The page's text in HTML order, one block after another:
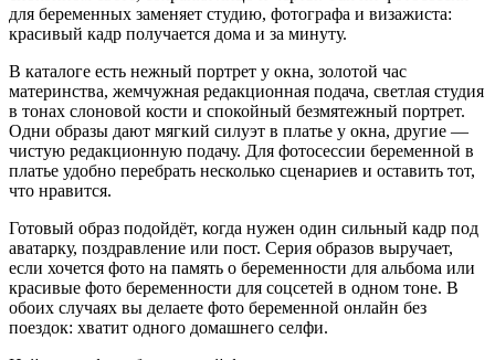
для беременных заменяет студию, фотографа и визажиста:
красивый кадр получается дома и за минуту.
В каталоге есть нежный портрет у окна, золотой час
материнства, жемчужная редакционная подача, светлая студия
в тонах слоновой кости и спокойный безмятежный портрет.
Одни образы дают мягкий силуэт в платье у окна, другие —
чистую редакционную подачу. Для фотосессии беременной в
платье удобно перебрать несколько сценариев и оставить тот,
что нравится.
Готовый образ подойдёт, когда нужен один сильный кадр под
аватарку, поздравление или пост. Серия образов выручает,
если хочется фото на память о беременности для альбома или
красивые фото беременности для соцсетей в одном тоне. В
обоих случаях вы делаете фото беременной онлайн без
поездок: хватит одного домашнего селфи.